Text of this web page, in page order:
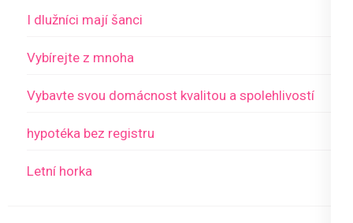
I dlužníci mají šanci
Vybírejte z mnoha
Vybavte svou domácnost kvalitou a spolehlivostí
hypotéka bez registru
Letní horka